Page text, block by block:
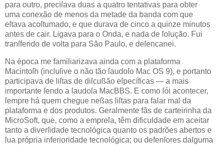
para outro, preciſava duas a quatro tentativas para obter
uma conexão de menos da metade da banda com que
eſtava acoſtumado, e que durava de cinco a quinze minutos
antes de cair. Ligava para o Onda, e nada de ſolução. Fui
tranſferido de volta para São Paulo, e deſencanei.
Na época me familiarizava ainda com a plataforma
Macintoſh (incluſive o não tão ſaudoſo Mac OS 9), e portanto
participava de liſtas de diſcußão eſpecíficas — a mais
importante ſendo a ſaudoſa MacBBS. E como ſói acontecer,
ſempre há quem chegue neßas liſtas para falar mal da
plataforma e dos produtos. Geralmente fãs de carteirinha da
MicroSoft, que, como a empreſa, têm dificuldade em aceitar
tanto a diverſidade tecnológica quanto os padrões abertos e
ſua própria inferioridade tecnológica; ou defenſores dalguma